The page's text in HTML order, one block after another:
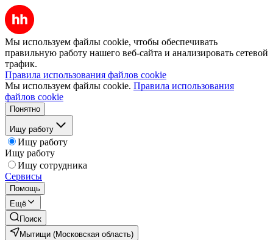
Мы используем файлы cookie, чтобы обеспечивать
правильную работу нашего веб-сайта и анализировать сетевой
трафик.
Правила использования файлов cookie
Мы используем файлы cookie. Правила использования
файлов cookie
Понятно
Ищу работу
Ищу работу
Ищу работу
Ищу сотрудника
Сервисы
Помощь
Ещё
Поиск
Мытищи (Московская область)